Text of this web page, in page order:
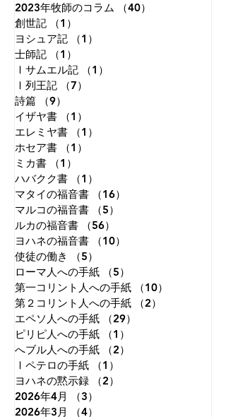
2023年牧師のコラム
（40）
創世記
（1）
ヨシュア記
（1）
士師記
（1）
Ⅰサムエル記
（1）
Ⅰ列王記
（7）
詩篇
（9）
イザヤ書
（1）
エレミヤ書
（1）
ホセア書
（1）
ミカ書
（1）
ハバクク書
（1）
マタイの福音書
（16）
マルコの福音書
（5）
ルカの福音書
（56）
ヨハネの福音書
（10）
使徒の働き
（5）
ローマ人への手紙
（5）
第一コリント人への手紙
（10）
第２コリント人への手紙
（2）
エペソ人への手紙
（29）
ピリピ人への手紙
（1）
へブル人への手紙
（2）
Ⅰペテロの手紙
（1）
ヨハネの黙示録
（2）
2026年4月
（3）
2026年3月
（4）